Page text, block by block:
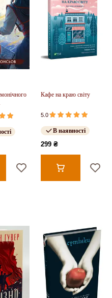
Кафе на краю світу
5.0
В наявності
299 ₴